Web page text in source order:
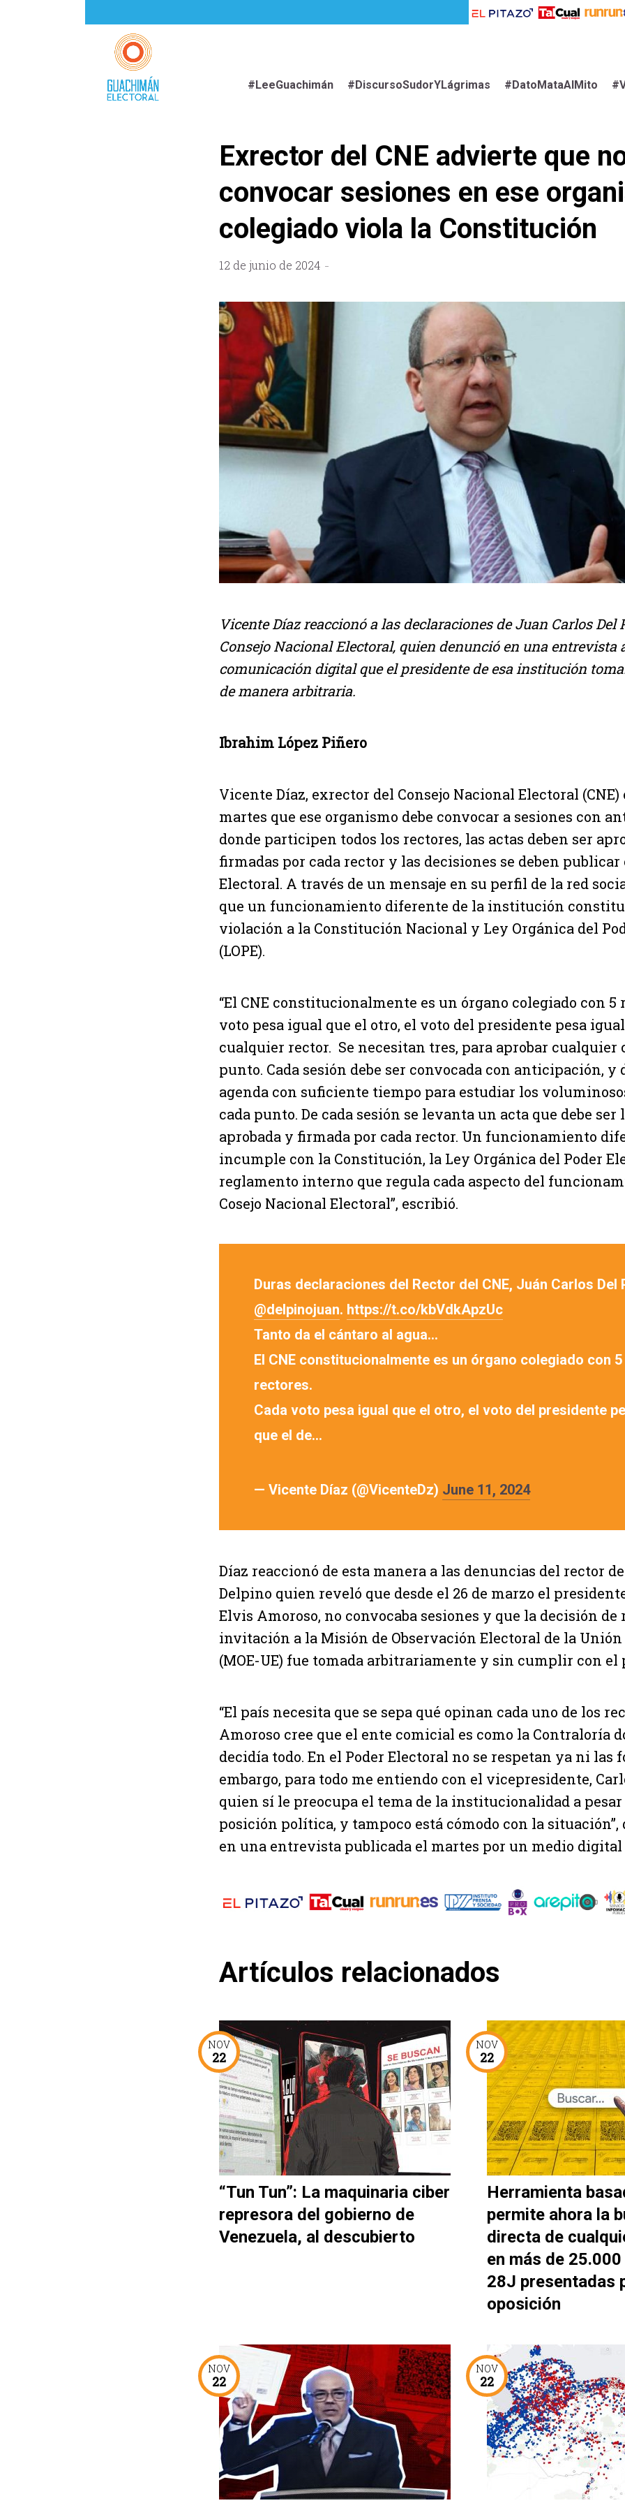
#LeeGuachimán #DiscursoSudorYLágrimas #DatoMataAlMito
Exrector del CNE advierte que
convocar sesiones en ese
colegiado viola la Constitución
12 de junio de 2024
Vicente Díaz reaccionó a las declaraciones de Juan Carlos Del
Consejo Nacional Electoral, quien denunció en una entrevista
comunicación digital que el presidente de esa institución
de manera arbitraria.
Ibrahim López Piñero
Vicente Díaz, exrector del Consejo Nacional Electoral
martes que ese organismo debe convocar a sesiones con
donde participen todos los rectores, las actas deben ser
firmadas por cada rector y las decisiones se deben publicar
Electoral. A través de un mensaje en su perfil de la red
que un funcionamiento diferente de la institución
violación a la Constitución Nacional y Ley Orgánica del
(LOPE).
“El CNE constitucionalmente es un órgano colegiado con 5
voto pesa igual que el otro, el voto del presidente pesa
cualquier rector. Se necesitan tres, para aprobar cualquier
punto. Cada sesión debe ser convocada con anticipación,
agenda con suficiente tiempo para estudiar los
cada punto. De cada sesión se levanta un acta que debe ser
aprobada y firmada por cada rector. Un funcionamiento
incumple con la Constitución, la Ley Orgánica del Poder
reglamento interno que regula cada aspecto del
Cosejo Nacional Electoral”, escribió.
Duras declaraciones del Rector del CNE, Juán Carlos Del
@delpinojuan. https://t.co/kbVdkApzUc
Tanto da el cántaro al agua…
El CNE constitucionalmente es un órgano colegiado con 5
rectores.
Cada voto pesa igual que el otro, el voto del presidente
que el de…
— Vicente Díaz (@VicenteDz) June 11, 2024
Díaz reaccionó de esta manera a las denuncias del rector
Delpino quien reveló que desde el 26 de marzo el
Elvis Amoroso, no convocaba sesiones y que la decisión
invitación a la Misión de Observación Electoral de la Unión
(MOE-UE) fue tomada arbitrariamente y sin cumplir con el
“El país necesita que se sepa qué opinan cada uno de los
Amoroso cree que el ente comicial es como la Contraloría
decidía todo. En el Poder Electoral no se respetan ya ni las
embargo, para todo me entiendo con el vicepresidente,
quien sí le preocupa el tema de la institucionalidad a pesar
posición política, y tampoco está cómodo con la situación”,
en una entrevista publicada el martes por un medio digital
Artículos relacionados
NOV
22
“Tun Tun”: La maquinaria ciber
represora del gobierno de
Venezuela, al descubierto
NOV
22
Herramienta
permite ahora la
directa de
en más de
28J presentadas
oposición
NOV
22
NOV
22